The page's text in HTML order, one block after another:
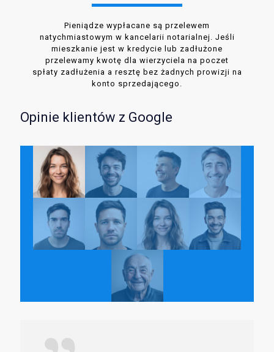
Pieniądze wypłacane są przelewem
natychmiastowym w kancelarii notarialnej. Jeśli
mieszkanie jest w kredycie lub zadłużone
przelewamy kwotę dla wierzyciela na poczet
spłaty zadłużenia a resztę bez żadnych prowizji na
konto sprzedającego.
Opinie klientów z Google